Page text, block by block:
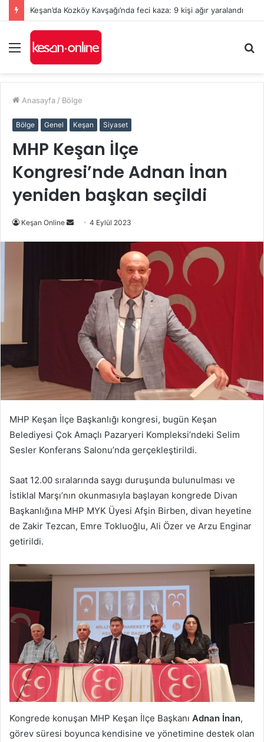
Keşan’da yeni Hükümet Konağı’nın temeli atıldı
Menü
...
Anasayfa / Bölge
Bölge Genel Keşan Siyaset
MHP Keşan İlçe
Kongresi’nde Adnan İnan
yeniden başkan seçildi
Keşan Online
Bir
4 Eylül 2023
MHP Keşan İlçe Başkanlığı kongresi, bugün Keşan
Belediyesi Çok Amaçlı Pazaryeri Kompleksi’ndeki Selim
Sesler Konferans Salonu’nda gerçekleştirildi.
Saat 12.00 sıralarında saygı duruşunda bulunulması ve
İstiklal Marşı’nın okunmasıyla başlayan kongrede Divan
Başkanlığına MHP MYK Üyesi Afşin Birben, divan heyetine
de Zakir Tezcan, Emre Tokluoğlu, Ali Özer ve Arzu Enginar
getirildi.
Kongrede konuşan MHP Keşan İlçe Başkanı Adnan İnan,
görev süresi boyunca kendisine ve yönetimine destek olan